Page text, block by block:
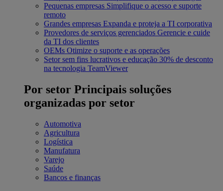
Pequenas empresas Simplifique o acesso e suporte
remoto
Grandes empresas Expanda e proteja a TI corporativa
Provedores de serviços gerenciados Gerencie e cuide
da TI dos clientes
OEMs Otimize o suporte e as operações
Setor sem fins lucrativos e educação 30% de desconto
na tecnologia TeamViewer
Por setor Principais soluções
organizadas por setor
Automotiva
Agricultura
Logística
Manufatura
Varejo
Saúde
Bancos e finanças